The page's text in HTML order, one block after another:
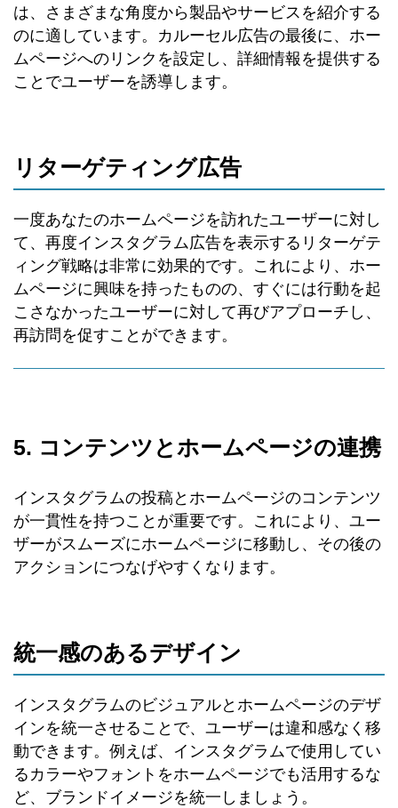
は、さまざまな角度から製品やサービスを紹介する
のに適しています。カルーセル広告の最後に、ホー
ムページへのリンクを設定し、詳細情報を提供する
ことでユーザーを誘導します。
リターゲティング広告
一度あなたのホームページを訪れたユーザーに対し
て、再度インスタグラム広告を表示するリターゲテ
ィング戦略は非常に効果的です。これにより、ホー
ムページに興味を持ったものの、すぐには行動を起
こさなかったユーザーに対して再びアプローチし、
再訪問を促すことができます。
5. コンテンツとホームページの連携
インスタグラムの投稿とホームページのコンテンツ
が一貫性を持つことが重要です。これにより、ユー
ザーがスムーズにホームページに移動し、その後の
アクションにつなげやすくなります。
統一感のあるデザイン
インスタグラムのビジュアルとホームページのデザ
インを統一させることで、ユーザーは違和感なく移
動できます。例えば、インスタグラムで使用してい
るカラーやフォントをホームページでも活用するな
ど、ブランドイメージを統一しましょう。